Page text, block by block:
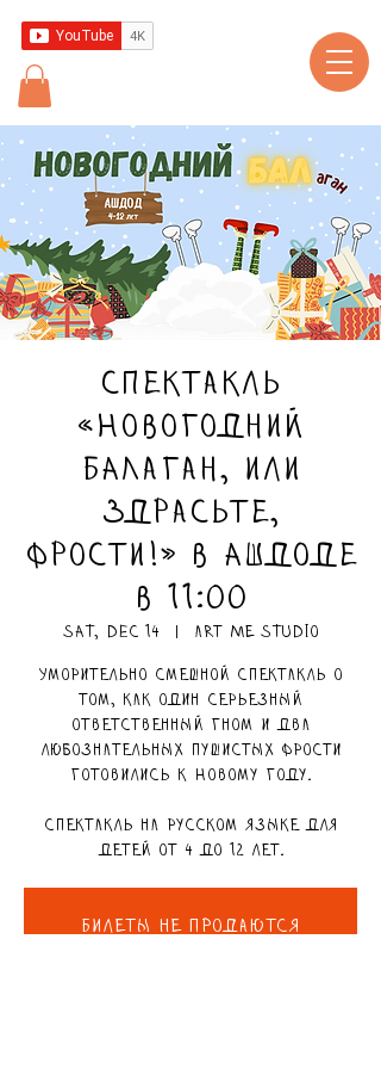
Спектакль
«Новогодний
БАЛаган, или
Здрасьте,
Фрости!» в Ашдоде
в 11:00
Sat, Dec 14 ART ME Studio
Уморительно смешной спектакль о
том, как один серьезный
ответственный гном и два
любознательных пушистых Фрости
готовились к Новому году.
Спектакль на русском языке для
детей от 4 до 12 лет.
Билеты не продаются